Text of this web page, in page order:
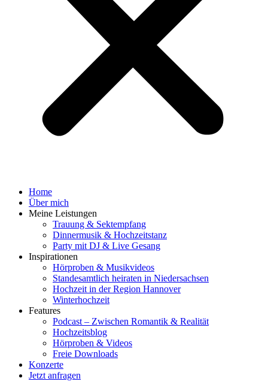
Home
Über mich
Meine Leistungen
Trauung & Sektempfang
Dinnermusik & Hochzeitstanz
Party mit DJ & Live Gesang
Inspirationen
Hörproben & Musikvideos
Standesamtlich heiraten in Niedersachsen
Hochzeit in der Region Hannover
Winterhochzeit
Features
Podcast – Zwischen Romantik & Realität
Hochzeitsblog
Hörproben & Videos
Freie Downloads
Konzerte
Jetzt anfragen